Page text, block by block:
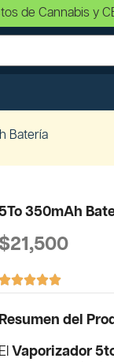
de Cannabis y
Batería
350mAh
$21,500

Resumen del
El Vaporizador